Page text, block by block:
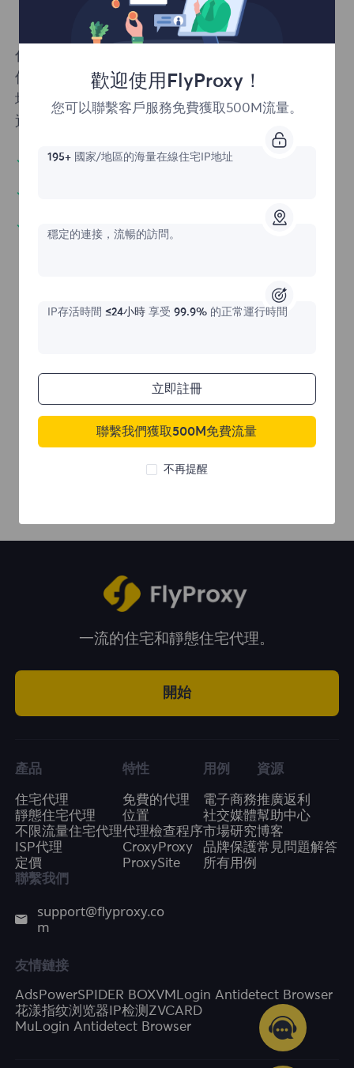
代理服務充當您的設備和互聯網之間的中介。它
使用起來很簡單——只要輸入你想要訪問的網
址。您的請求通過代理傳遞到網站，網站內容將
通過同一代理返回給您。
無限併發會話
打開無法訪問的網站
一流的住宅和靜態住宅代理。
開始
產品
住宅代理
靜態住宅代理
不限流量住宅代理
ISP代理
定價
特性
免費的代理
位置
代理檢查程序
CroxyProxy
ProxySite
用例
電子商務
社交媒體
市場研究
品牌保護
所有用例
資源
推廣返利
幫助中心
博客
常見問題解答
聯繫我們
support@flyproxy.co
m
友情鏈接
AdsPowerSPIDER BOXVMLogin Antidetect Browser
花漾指纹浏览器 IP检测 ZVCARD
MuLogin Antidetect Browser
歡迎使用FlyProxy！
您可以聯繫客戶服務免費獲取500M流量。
195+國家/地區的海量在線住宅IP地址
穩定的連接，流暢的訪問。
IP存活時間 ≤24小時享受 99.9%的正常運行時間
立即註冊
聯繫我們獲取500M免費流量
不再提醒